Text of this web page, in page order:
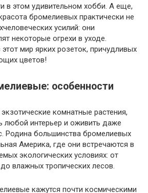
в этом удивительном хобби. А еще,
бромелиевых практически не
усилий: они
некоторые огрехи в уходе.
мир ярких розеток, причудливых
цветов!
особенности
комнатные растения,
любой интерьер и оживить даже
Родина большинства бромелиевых
Америка, где они встречаются в
экологических условиях: от
влажных тропических лесов.
кажутся почти космическими